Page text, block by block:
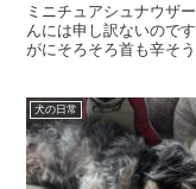
ミニチュアシュナウザ
んには申し訳ないので
がにそろそろ首も辛そ
犬の日常